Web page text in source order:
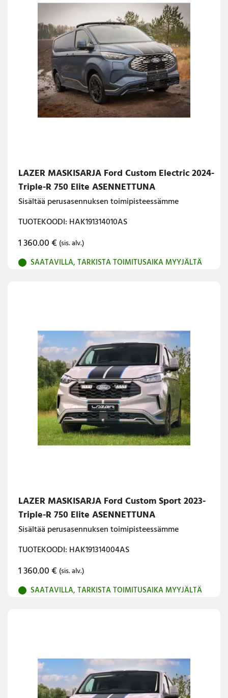
LAZER MASKISARJA Ford Custom Electric 2024-
Triple-R 750 Elite ASENNETTUNA
Sisältää perusasennuksen toimipisteessämme
TUOTEKOODI: HAK191314010AS
1 360.00€ (sis. alv.)
SAATAVILLA, TARKISTA TOIMITUSAIKA MYYJÄLTÄ
LAZER MASKISARJA Ford Custom Sport 2023-
Triple-R 750 Elite ASENNETTUNA
Sisältää perusasennuksen toimipisteessämme
TUOTEKOODI: HAK191314004AS
1 360.00€ (sis. alv.)
SAATAVILLA, TARKISTA TOIMITUSAIKA MYYJÄLTÄ